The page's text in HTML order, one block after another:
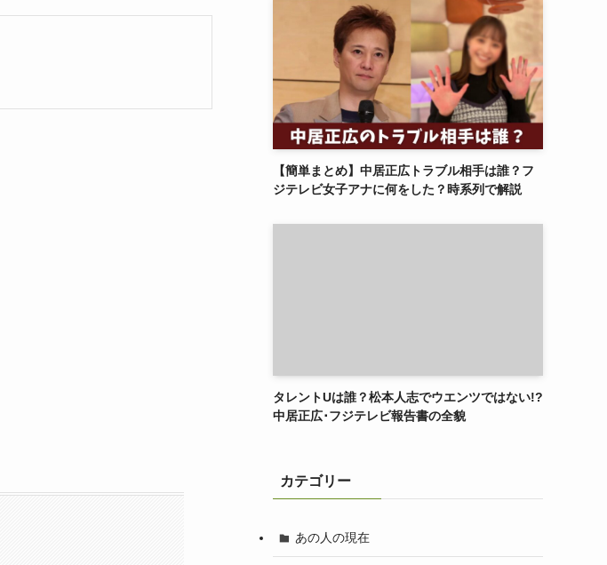
【簡単まとめ】中居正広トラブル相手は誰？フ
ジテレビ女子アナに何をした？時系列で解説
タレントUは誰？松本人志でウエンツではない!?
中居正広･フジテレビ報告書の全貌
カテゴリー
あの人の現在